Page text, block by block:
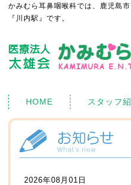
かみむら耳鼻咽喉科では、鹿児島
『川内駅』です。
HOME スタッフ
2026年08月01日